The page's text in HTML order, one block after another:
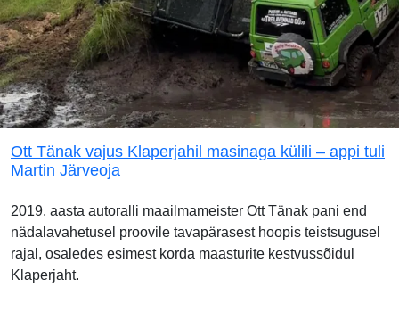
Ott Tänak vajus Klaperjahil masinaga külili – appi tuli
Martin Järveoja
2019. aasta autoralli maailmameister Ott Tänak pani end
nädalavahetusel proovile tavapärasest hoopis teistsugusel
rajal, osaledes esimest korda maasturite kestvussõidul
Klaperjaht.